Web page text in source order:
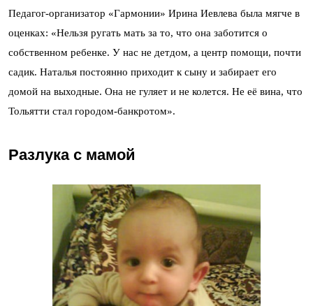
Педагог-организатор «Гармонии» Ирина Иевлева была мягче в
оценках: «Нельзя ругать мать за то, что она заботится о
собственном ребенке. У нас не детдом, а центр помощи, почти
садик. Наталья постоянно приходит к сыну и забирает его
домой на выходные. Она не гуляет и не колется. Не её вина, что
Тольятти стал городом-банкротом».
Разлука с мамой